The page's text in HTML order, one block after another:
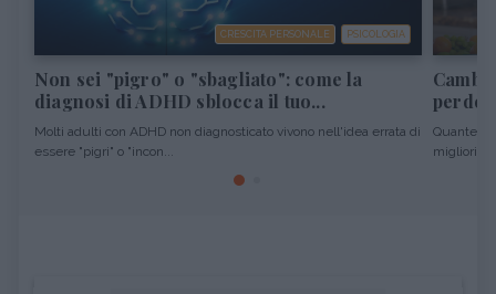
CRESCITA PERSONALE PSICOLOGIA
Non sei "pigro" o "sbagliato": come la
diagnosi di ADHD sblocca il tuo...
Molti adulti con ADHD non diagnosticato vivono nell'idea errata di
essere "pigri" o "incon...
Quante
migliori